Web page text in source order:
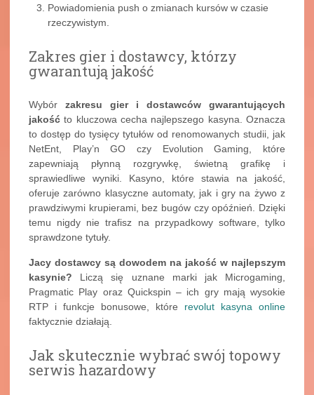
Powiadomienia push o zmianach kursów w czasie
rzeczywistym.
Zakres gier i dostawcy, którzy
gwarantują jakość
Wybór zakresu gier i dostawców gwarantujących
jakość to kluczowa cecha najlepszego kasyna. Oznacza
to dostęp do tysięcy tytułów od renomowanych studii, jak
NetEnt, Play’n GO czy Evolution Gaming, które
zapewniają płynną rozgrywkę, świetną grafikę i
sprawiedliwe wyniki. Kasyno, które stawia na jakość,
oferuje zarówno klasyczne automaty, jak i gry na żywo z
prawdziwymi krupierami, bez bugów czy opóźnień. Dzięki
temu nigdy nie trafisz na przypadkowy software, tylko
sprawdzone tytuły.
Jacy dostawcy są dowodem na jakość w najlepszym
kasynie? Liczą się uznane marki jak Microgaming,
Pragmatic Play oraz Quickspin – ich gry mają wysokie
RTP i funkcje bonusowe, które revolut kasyna online
faktycznie działają.
Jak skutecznie wybrać swój topowy
serwis hazardowy